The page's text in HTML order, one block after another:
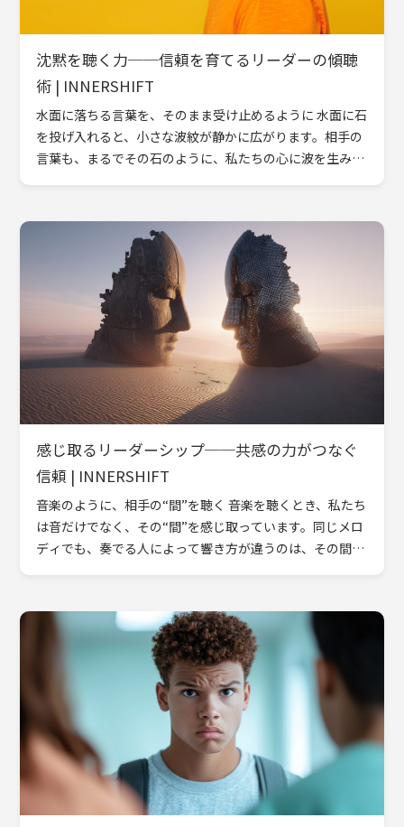
沈黙を聴く力──信頼を育てるリーダーの傾聴
術 | INNERSHIFT
水面に落ちる言葉を、そのまま受け止めるように 水面に石
を投げ入れると、小さな波紋が静かに広がります。相手の
言葉も、まるでその石のように、私たちの心に波を生み出
感じ取るリーダーシップ──共感の力がつなぐ
信頼 | INNERSHIFT
音楽のように、相手の“間”を聴く 音楽を聴くとき、私たち
は音だけでなく、その“間”を感じ取っています。同じメロ
ディでも、奏でる人によって響き方が違うのは、その間合